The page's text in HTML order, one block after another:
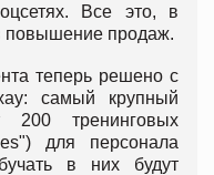
Все это, в
повышение продаж.
теперь решено с
самый крупный
200 тренинговых
для персонала
в них будут